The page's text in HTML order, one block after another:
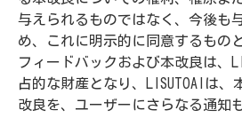
与えられるものではなく、今後も
め、これに明示的に同意するもの
フィードバックおよび本改良は、
占的な財産となり、LISUTOAIは、
改良を、ユーザーにさらなる通知